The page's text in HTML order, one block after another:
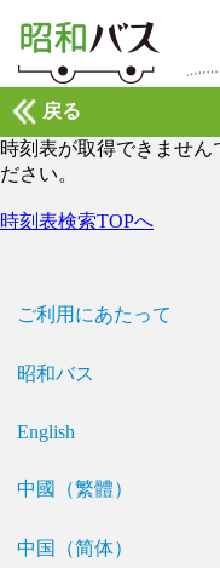
戻る
時刻表が取得できません
ださい。
時刻表検索TOPへ
ご利用にあたって
昭和バス
English
中國（繁體）
中国（简体）